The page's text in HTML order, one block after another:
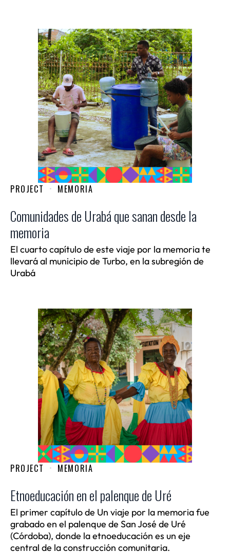
PROJECT MEMORIA
Comunidades de Urabá que sanan desde la
memoria
El cuarto capítulo de este viaje por la memoria te
llevará al municipio de Turbo, en la subregión de
Urabá
PROJECT MEMORIA
Etnoeducación en el palenque de Uré
El primer capítulo de Un viaje por la memoria fue
grabado en el palenque de San José de Uré
(Córdoba), donde la etnoeducación es un eje
central de la construcción comunitaria.